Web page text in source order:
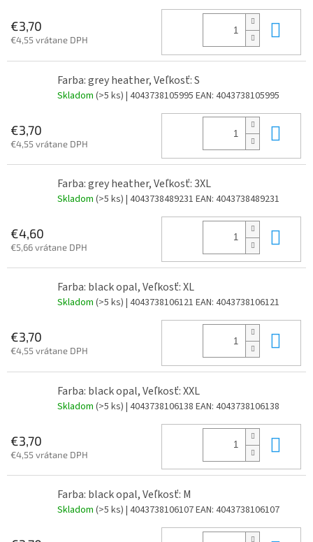
€3,70
€4,55 vrátane DPH
Farba: grey heather, Veľkosť: S
Skladom (>5 ks) | 4043738105995 EAN: 4043738105995
€3,70
€4,55 vrátane DPH
Farba: grey heather, Veľkosť: 3XL
Skladom (>5 ks) | 4043738489231 EAN: 4043738489231
€4,60
€5,66 vrátane DPH
Farba: black opal, Veľkosť: XL
Skladom (>5 ks) | 4043738106121 EAN: 4043738106121
€3,70
€4,55 vrátane DPH
Farba: black opal, Veľkosť: XXL
Skladom (>5 ks) | 4043738106138 EAN: 4043738106138
€3,70
€4,55 vrátane DPH
Farba: black opal, Veľkosť: M
Skladom (>5 ks) | 4043738106107EAN: 4043738106107